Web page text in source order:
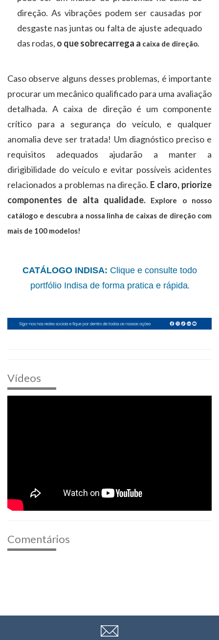
direção. As vibrações podem ser causadas por
desgaste nas juntas ou falta de ajuste adequado
das rodas, o que sobrecarrega a caixa de direção.
Caso observe alguns desses problemas, é importante
procurar um mecânico qualificado para uma avaliação
detalhada. A caixa de direção é um componente
crítico para a segurança do veículo, e qualquer
anomalia deve ser tratada! Um diagnóstico preciso e
requisitos adequados ajudarão a manter a
dirigibilidade do veículo e evitar possíveis acidentes
relacionados a problemas na direção. E claro, priorize
componentes de alta qualidade.
Explore o nosso
catálogo e descubra a nossa linha de caixas de direção com
mais de 100 modelos!
CATÁLOGO INDISA: Clique e consulte todo
portfólio Indisa de forma pratica e rápida.
Vídeos
Comentários